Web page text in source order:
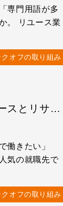
専門用語が多
。 リユース業
クオフの取り組み
ゼロから始めるリユース業界研究①「リユースとリサイクルって、ナニが違うの？」
働きたい」
気の就職先で
クオフの取り組み